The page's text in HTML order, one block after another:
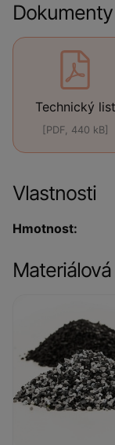
Dokumenty
Technický list
[PDF, 440 kB]
Vlastnosti
Hmotnost: